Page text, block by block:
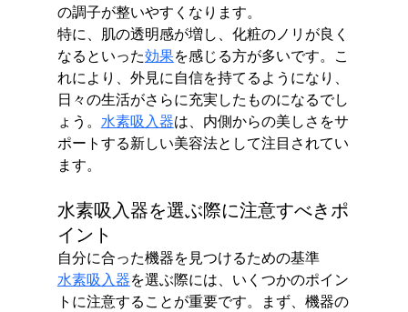
の調子が整いやすくなります。
特に、肌の透明感が増し、化粧のノリが良く
なるといった効果を感じる方が多いです。こ
れにより、外見に自信を持てるようになり、
日々の生活がさらに充実したものになるでし
ょう。 水素吸入器は、内側からの美しさをサ
ポートする新しい美容法として注目されてい
ます。
水素吸入器を選ぶ際に注意すべきポ
イント
自分に合った機器を見つけるための基準
水素吸入器を選ぶ際には、いくつかのポイン
トに注意することが重要です。まず、機器の